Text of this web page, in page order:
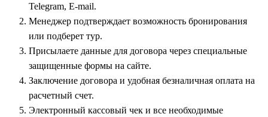
Telegram, E-mail.
Менеджер подтверждает возможность бронирования
или подберет тур.
Присылаете данные для договора через специальные
защищенные формы на сайте.
Заключение договора и удобная безналичная оплата на
расчетный счет.
Электронный кассовый чек и все необходимые